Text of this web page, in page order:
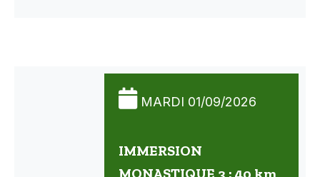
MARDI 01/09/2026
IMMERSION